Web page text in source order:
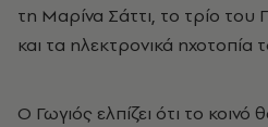
τη Μαρίνα Σάττι, το τρίο
και τα ηλεκτρονικά ηχοτοπία
Ο Γωγιός ελπίζει ότι το